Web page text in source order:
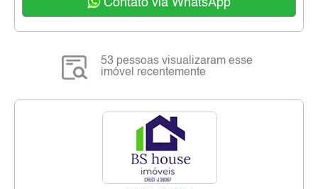
Contato via WhatsApp
53 pessoas visualizaram esse
imóvel recentemente